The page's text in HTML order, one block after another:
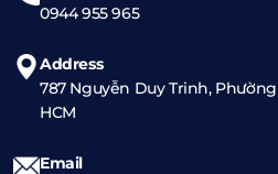
0944 955 965
Address
787 Nguyễn Duy Trinh,
HCM
Email